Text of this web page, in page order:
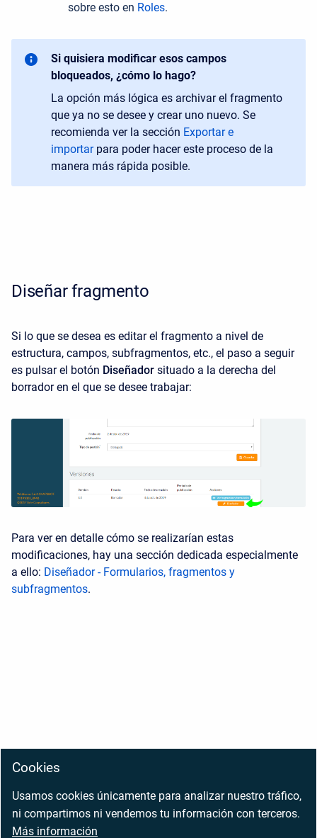
sobre esto en Roles.
Si quisiera modificar esos campos
bloqueados, ¿cómo lo hago?
La opción más lógica es archivar el fragmento
que ya no se desee y crear uno nuevo. Se
recomienda ver la sección Exportar e
importarpara poder hacer este proceso de la
manera más rápida posible.
Diseñar fragmento
Si lo que se desea es editar el fragmento a nivel de
estructura, campos, subfragmentos, etc., el paso a seguir
es pulsar el botón Diseñador situado a la derecha del
borrador en el que se desee trabajar:
Para ver en detalle cómo se realizarían estas
modificaciones, hay una sección dedicada especialmente
a ello: Diseñador - Formularios, fragmentos y
subfragmentos.
Cookies
Usamos cookies únicamente para analizar nuestro tráfico,
ni compartimos ni vendemos tu información con terceros.
Más información